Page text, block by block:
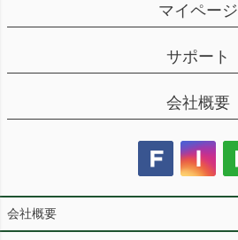
マイページ
サポート
会社概要
会社概要